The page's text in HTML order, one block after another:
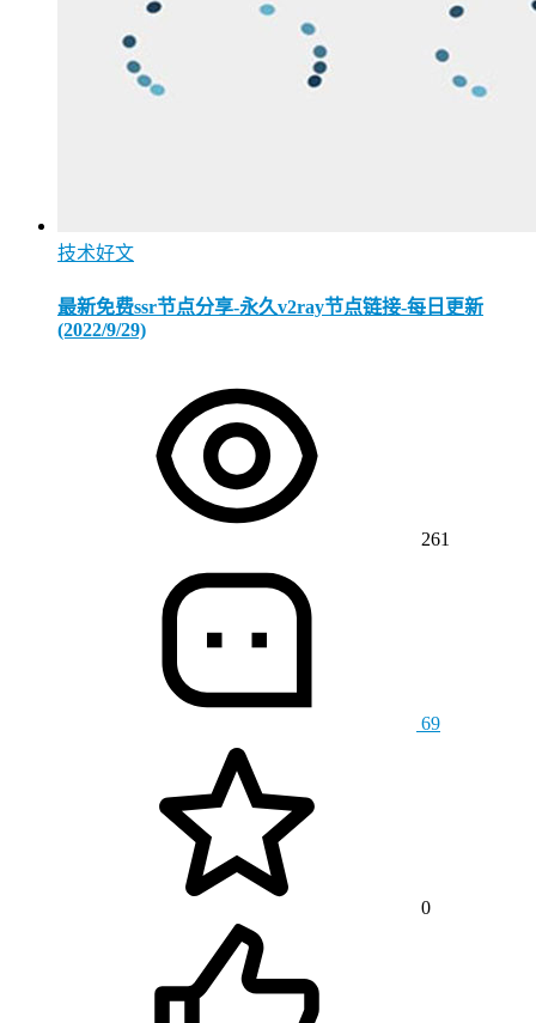
技术好文
最新免费ssr节点分享-永久v2ray节点链接-每日更新
(2022/9/29)
261
69
0